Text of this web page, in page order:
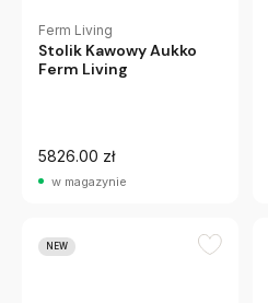
Ferm Living
Stolik Kawowy Aukko
Ferm Living
5826.00 zł
w magazynie
NEW